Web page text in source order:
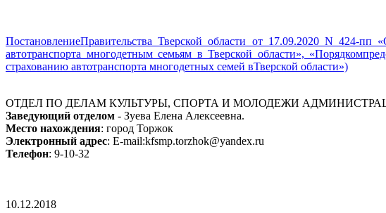
ПостановлениеПравительства Тверской области от 17.09.2020 N 424-пп
автотранспорта многодетным семьям в Тверской области»,
страхованию автотранспорта многодетных семей вТверской области»)
ОТДЕЛ ПО ДЕЛАМ КУЛЬТУРЫ, СПОРТА И МОЛОДЕЖИ
Заведующий отделом - Зуева Елена Алексеевна.
Место нахождения: город Торжок
Электронный адрес: E-mail:kfsmp.torzhok@yandex.ru
Телефон: 9-10-32
10.12.2018